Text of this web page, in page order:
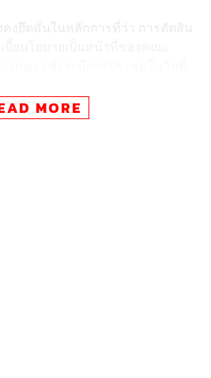
งยึดมั่นในหลักการที่ว่า การตัดสิน
MORE